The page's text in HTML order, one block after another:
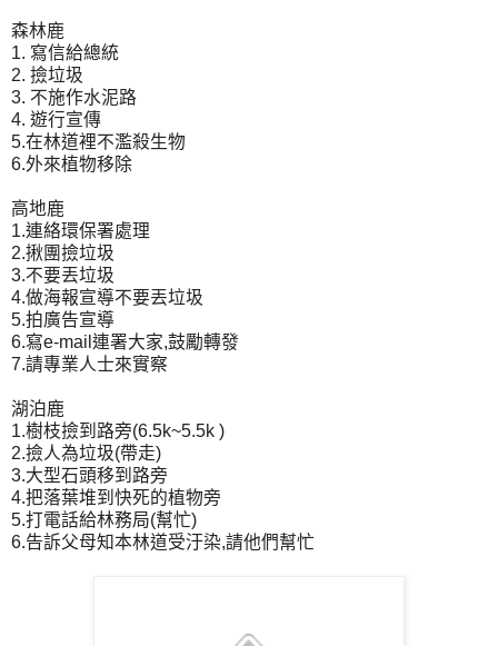
森林鹿
1. 寫信給總統
2. 撿垃圾
3. 不施作水泥路
4. 遊行宣傳
5.在林道裡不濫殺生物
6.外來植物移除
高地鹿
1.連絡環保署處理
2.揪團撿垃圾
3.不要丟垃圾
4.做海報宣導不要丟垃圾
5.拍廣告宣導
6.寫e-mail連署大家,鼓勵轉發
7.請專業人士來實察
湖泊鹿
1.樹枝撿到路旁(6.5k~5.5k )
2.撿人為垃圾(帶走)
3.大型石頭移到路旁
4.把落葉堆到快死的植物旁
5.打電話給林務局(幫忙)
6.告訴父母知本林道受汙染,請他們幫忙